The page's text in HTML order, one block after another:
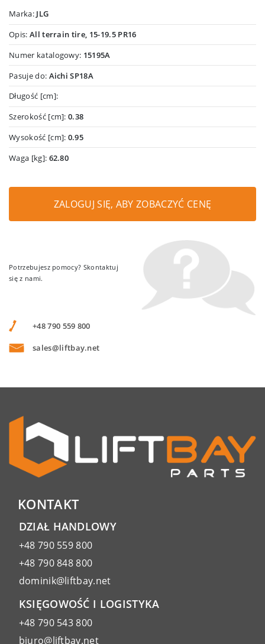
Marka: JLG
Opis: All terrain tire, 15-19.5 PR16
Numer katalogowy: 15195A
Pasuje do: Aichi SP18A
Długość [cm]:
Szerokość [cm]:0.38
Wysokość [cm]: 0.95
Waga [kg]: 62.80
ZALOGUJ SIĘ, ABY ZOBACZYĆ CENĘ
Potrzebujesz pomocy? Skontaktuj
się z nami.
+48 790 559 800
sales@liftbay.net
KONTAKT
DZIAŁ HANDLOWY
+48 790 559 800
+48 790 848 800
dominik@liftbay.net
KSIĘGOWOŚĆ I LOGISTYKA
+48 790 543 800
biuro@liftbay.net